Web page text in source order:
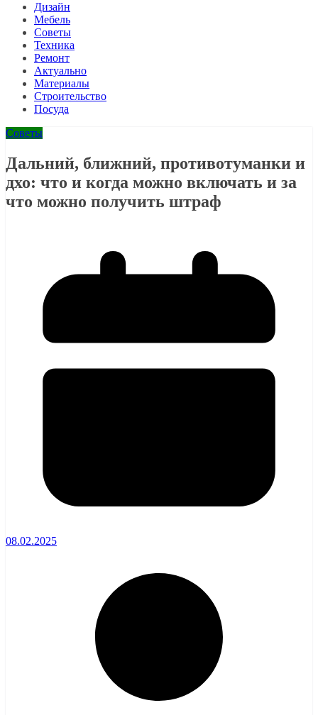
Дизайн
Мебель
Советы
Техника
Ремонт
Актуально
Материалы
Строительство
Посуда
Советы
Дальний, ближний, противотуманки и
дхо: что и когда можно включать и за
что можно получить штраф
08.02.2025